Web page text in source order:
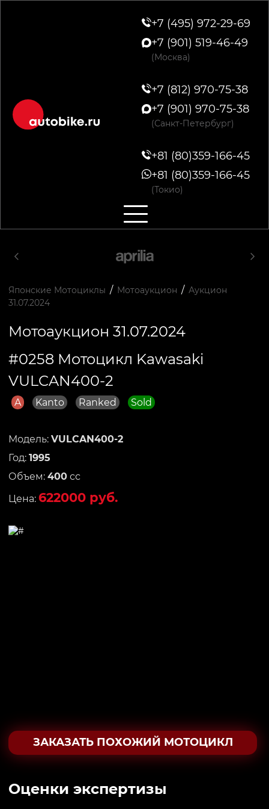
+7 (495) 972-29-69
+7 (901) 519-46-49
(Москва)
+7 (812) 970-75-38
+7 (901) 970-75-38
(Санкт-Петербург)
+81 (80)359-166-45
+81 (80)359-166-45
(Токио)
Японские Мотоциклы / Мотоаукцион / Аукцион
31.07.2024
Мотоаукцион 31.07.2024
#0258 Мотоцикл Kawasaki
VULCAN400-2
A Kanto Ranked Sold
Модель: VULCAN400-2
Год: 1995
Объем: 400 сс
Цена: 622000 руб.
ЗАКАЗАТЬ ПОХОЖИЙ МОТОЦИКЛ
Oценки экспертизы